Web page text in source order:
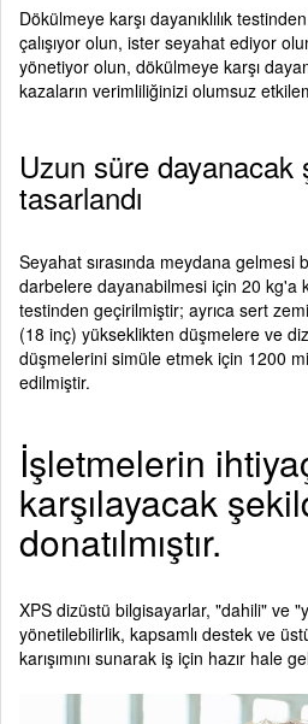
Dökülmeye karşı dayanıklılık
çalışıyor olun, ister seyahat ediyor
yönetiyor olun, dökülmeye karşı
kazaların verimliliğinizi olumsuz
Uzun süre dayanacak
tasarlandı
Seyahat sırasında meydana gelmesi
darbelere dayanabilmesi için 20 kg'a
testinden geçirilmiştir; ayrıca sert
(18 inç) yükseklikten düşmelere ve diz
düşmelerini simüle etmek için 1200
edilmiştir.
İşletmelerin
karşılayacak
donatılmıştır.
XPS dizüstü bilgisayarlar, "dahili" ve
yönetilebilirlik, kapsamlı destek ve
karışımını sunarak iş için hazır hale